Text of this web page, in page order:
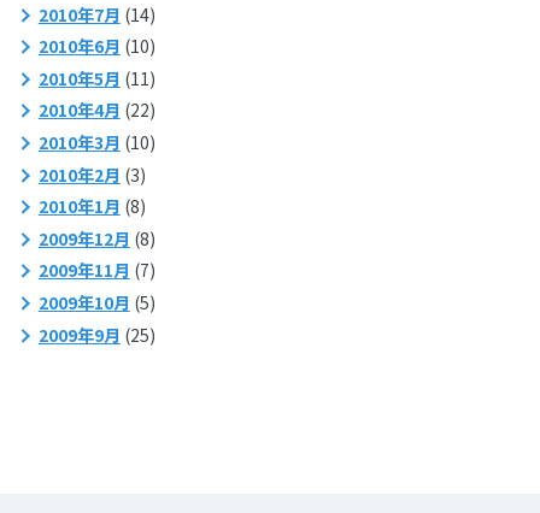
2010年7月 (14)
2010年6月 (10)
2010年5月 (11)
2010年4月 (22)
2010年3月 (10)
2010年2月 (3)
2010年1月 (8)
2009年12月 (8)
2009年11月 (7)
2009年10月 (5)
2009年9月 (25)